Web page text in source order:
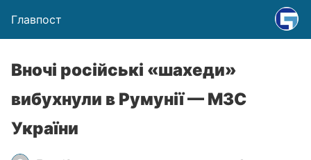
Главпост
Вночі російські «шахеди»
вибухнули в Румунії — МЗС
України